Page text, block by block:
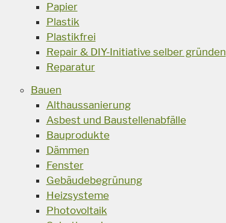
Papier
Plastik
Plastikfrei
Repair & DIY-Initiative selber gründen
Reparatur
Bauen
Althaussanierung
Asbest und Baustellenabfälle
Bauprodukte
Dämmen
Fenster
Gebäudebegrünung
Heizsysteme
Photovoltaik